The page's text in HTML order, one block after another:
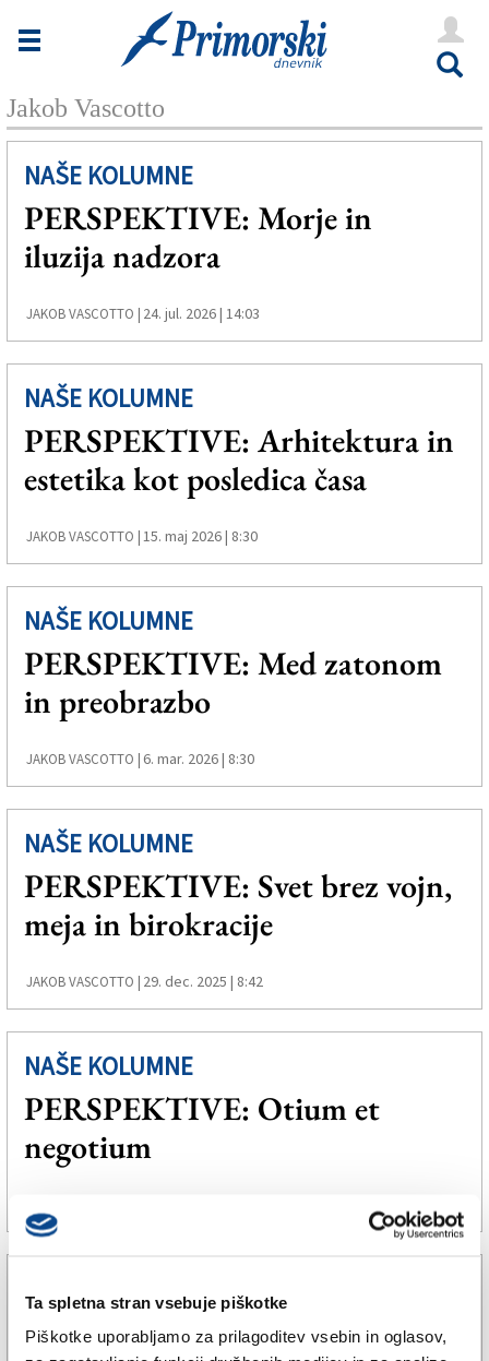
Ta spletna stran vsebuje piškotke
Piškotke uporabljamo za prilagoditev vsebin in oglasov,
Novice
Goriška
Kultura
Šport
Še
Vreme
Uredništvo
Oglasi
Naročnine
Jakob Vascotto
NAŠE KOLUMNE
PERSPEKTIVE: Morje in
iluzija nadzora
JAKOB VASCOTTO | 24. jul. 2026 | 14:03
NAŠE KOLUMNE
PERSPEKTIVE: Arhitektura in
estetika kot posledica časa
JAKOB VASCOTTO |15. maj 2026 | 8:30
NAŠE KOLUMNE
PERSPEKTIVE: Med zatonom
in preobrazbo
JAKOB VASCOTTO | 6. mar. 2026 | 8:30
NAŠE KOLUMNE
PERSPEKTIVE: Svet brez vojn,
meja in birokracije
JAKOB VASCOTTO | 29. dec. 2025 | 8:42
NAŠE KOLUMNE
PERSPEKTIVE: Otium et
negotium
NAŠE KOLUMNE
PERSPEKTIVE: Rast ali